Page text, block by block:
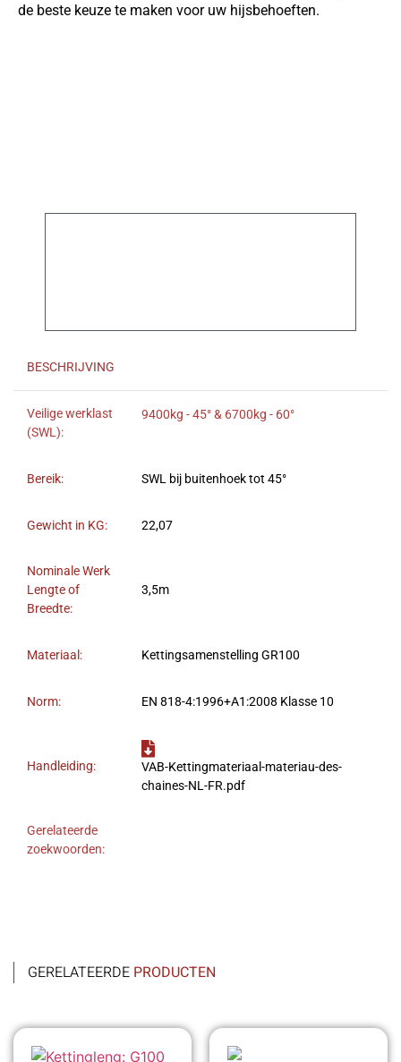
de beste keuze te maken voor uw hijsbehoeften.
BESCHRIJVING
Veilige werklast
(SWL):
9400kg - 45° & 6700kg - 60°
Bereik: SWL bij buitenhoek tot 45°
Gewicht in KG: 22,07
Nominale Werk
Lengte of
Breedte:
3,5m
Materiaal: Kettingsamenstelling GR100
Norm: EN 818-4:1996+A1:2008 Klasse 10
Handleiding:
VAB-Kettingmateriaal-materiau-des-
chaines-NL-FR.pdf
Gerelateerde
zoekwoorden:
GERELATEERDE PRODUCTEN